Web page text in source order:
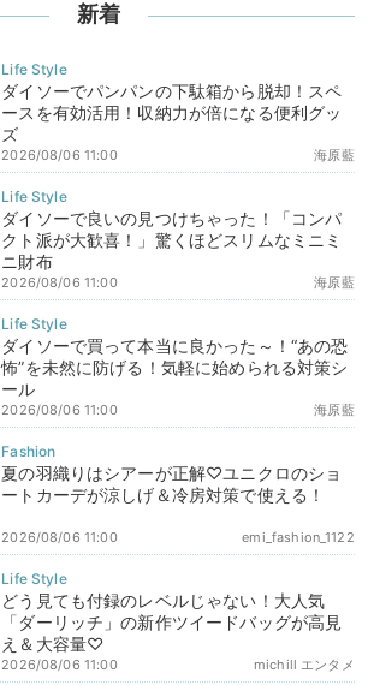
新着
ダイソーでパンパンの下駄箱から脱却！スペ
ースを有効活用！収納力が倍になる便利グッ
ズ
海原藍
2026/08/06 11:00
ダイソーで良いの見つけちゃった！「コンパ
クト派が大歓喜！」驚くほどスリムなミニミ
ニ財布
海原藍
2026/08/06 11:00
ダイソーで買って本当に良かった～！“あの恐
怖”を未然に防げる！気軽に始められる対策シ
ール
海原藍
2026/08/06 11:00
夏の羽織りはシアーが正解♡ユニクロのショ
ートカーデが涼しげ＆冷房対策で使える！
emi_fashion_1122
2026/08/06 11:00
どう見ても付録のレベルじゃない！大人気
「ダーリッチ」の新作ツイードバッグが高見
え＆大容量♡
michill エンタメ
2026/08/06 11:00